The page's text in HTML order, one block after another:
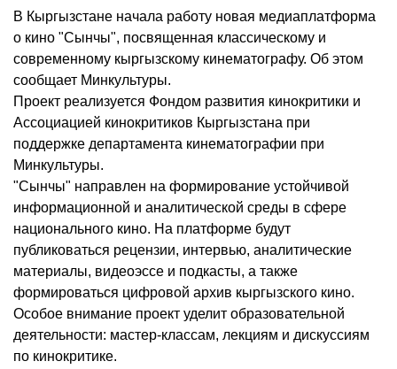
В Кыргызстане начала работу новая медиаплатформа
о кино "Сынчы", посвященная классическому и
современному кыргызскому кинематографу. Об этом
сообщает Минкультуры.
Проект реализуется Фондом развития кинокритики и
Ассоциацией кинокритиков Кыргызстана при
поддержке департамента кинематографии при
Минкультуры.
"Сынчы" направлен на формирование устойчивой
информационной и аналитической среды в сфере
национального кино. На платформе будут
публиковаться рецензии, интервью, аналитические
материалы, видеоэссе и подкасты, а также
формироваться цифровой архив кыргызского кино.
Особое внимание проект уделит образовательной
деятельности: мастер-классам, лекциям и дискуссиям
по кинокритике.